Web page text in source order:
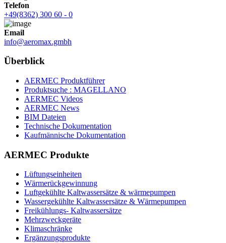
Telefon
+49(8362) 300 60 - 0
Email
info@aeromax.gmbh
Überblick
AERMEC Produktführer
Produktsuche : MAGELLANO
AERMEC Videos
AERMEC News
BIM Dateien
Technische Dokumentation
Kaufmännische Dokumentation
AERMEC Produkte
Lüftungseinheiten
Wärmerückgewinnung
Luftgekühlte Kaltwassersätze & wärmepumpen
Wassergekühlte Kaltwassersätze & Wärmepumpen
Freikühlungs- Kaltwassersätze
Mehrzweckgeräte
Klimaschränke
Ergänzungsprodukte